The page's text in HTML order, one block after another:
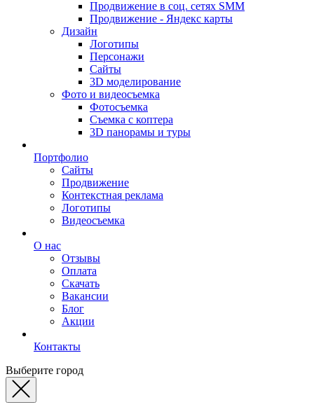
Продвижение в соц. сетях SMM
Продвижение - Яндекс карты
Дизайн
Логотипы
Персонажи
Сайты
3D моделирование
Фото и видеосъемка
Фотосъемка
Съемка с коптера
3D панорамы и туры
Портфолио
Сайты
Продвижение
Контекстная реклама
Логотипы
Видеосъемка
О нас
Отзывы
Оплата
Скачать
Вакансии
Блог
Акции
Контакты
Выберите город